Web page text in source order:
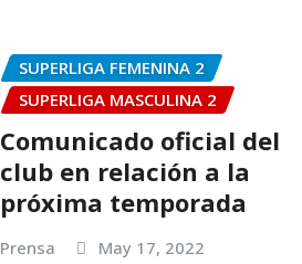
SUPERLIGA FEMENINA 2
SUPERLIGA MASCULINA 2
Comunicado oficial del
club en relación a la
próxima temporada
Prensa May 17, 2022